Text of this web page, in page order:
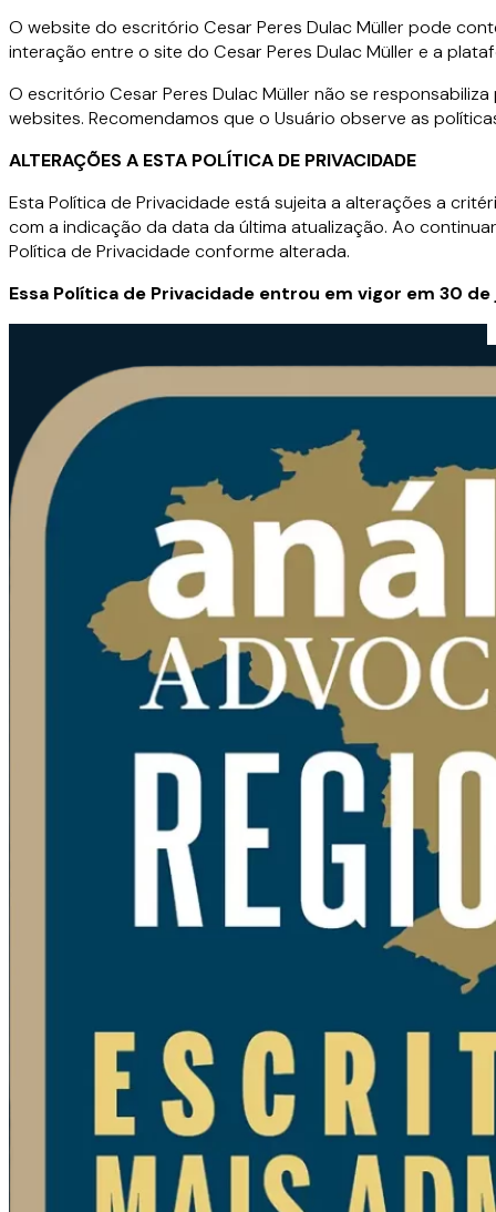
O website do escritório Cesar Peres Dulac Müller pode
interação entre o site do Cesar Peres Dulac Müller e a
O escritório Cesar Peres Dulac Müller não se
websites. Recomendamos que o Usuário observe as
ALTERAÇÕES A ESTA POLÍTICA DE PRIVACIDADE
Esta Política de Privacidade está sujeita a alterações a
com a indicação da data da última atualização. Ao
Política de Privacidade conforme alterada.
Essa Política de Privacidade entrou em vigor em 30